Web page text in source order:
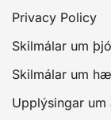
Privacy Policy
Skilmálar um
Skilmálar um
Upplýsingar um